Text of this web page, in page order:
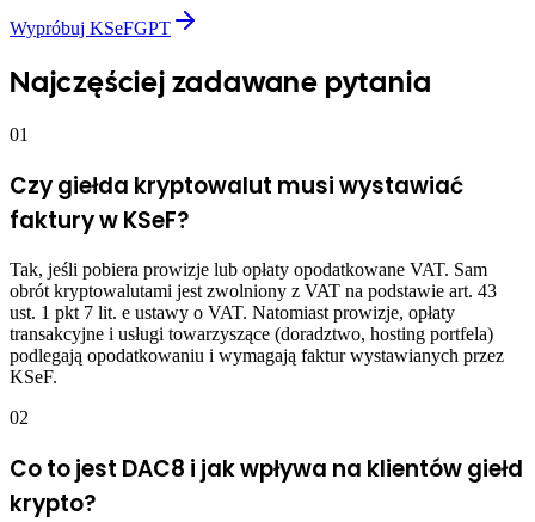
Wypróbuj KSeFGPT
Najczęściej zadawane pytania
01
Czy giełda kryptowalut musi wystawiać
faktury w KSeF?
Tak, jeśli pobiera prowizje lub opłaty opodatkowane VAT. Sam
obrót kryptowalutami jest zwolniony z VAT na podstawie art. 43
ust. 1 pkt 7 lit. e ustawy o VAT. Natomiast prowizje, opłaty
transakcyjne i usługi towarzyszące (doradztwo, hosting portfela)
podlegają opodatkowaniu i wymagają faktur wystawianych przez
KSeF.
02
Co to jest DAC8 i jak wpływa na klientów giełd
krypto?